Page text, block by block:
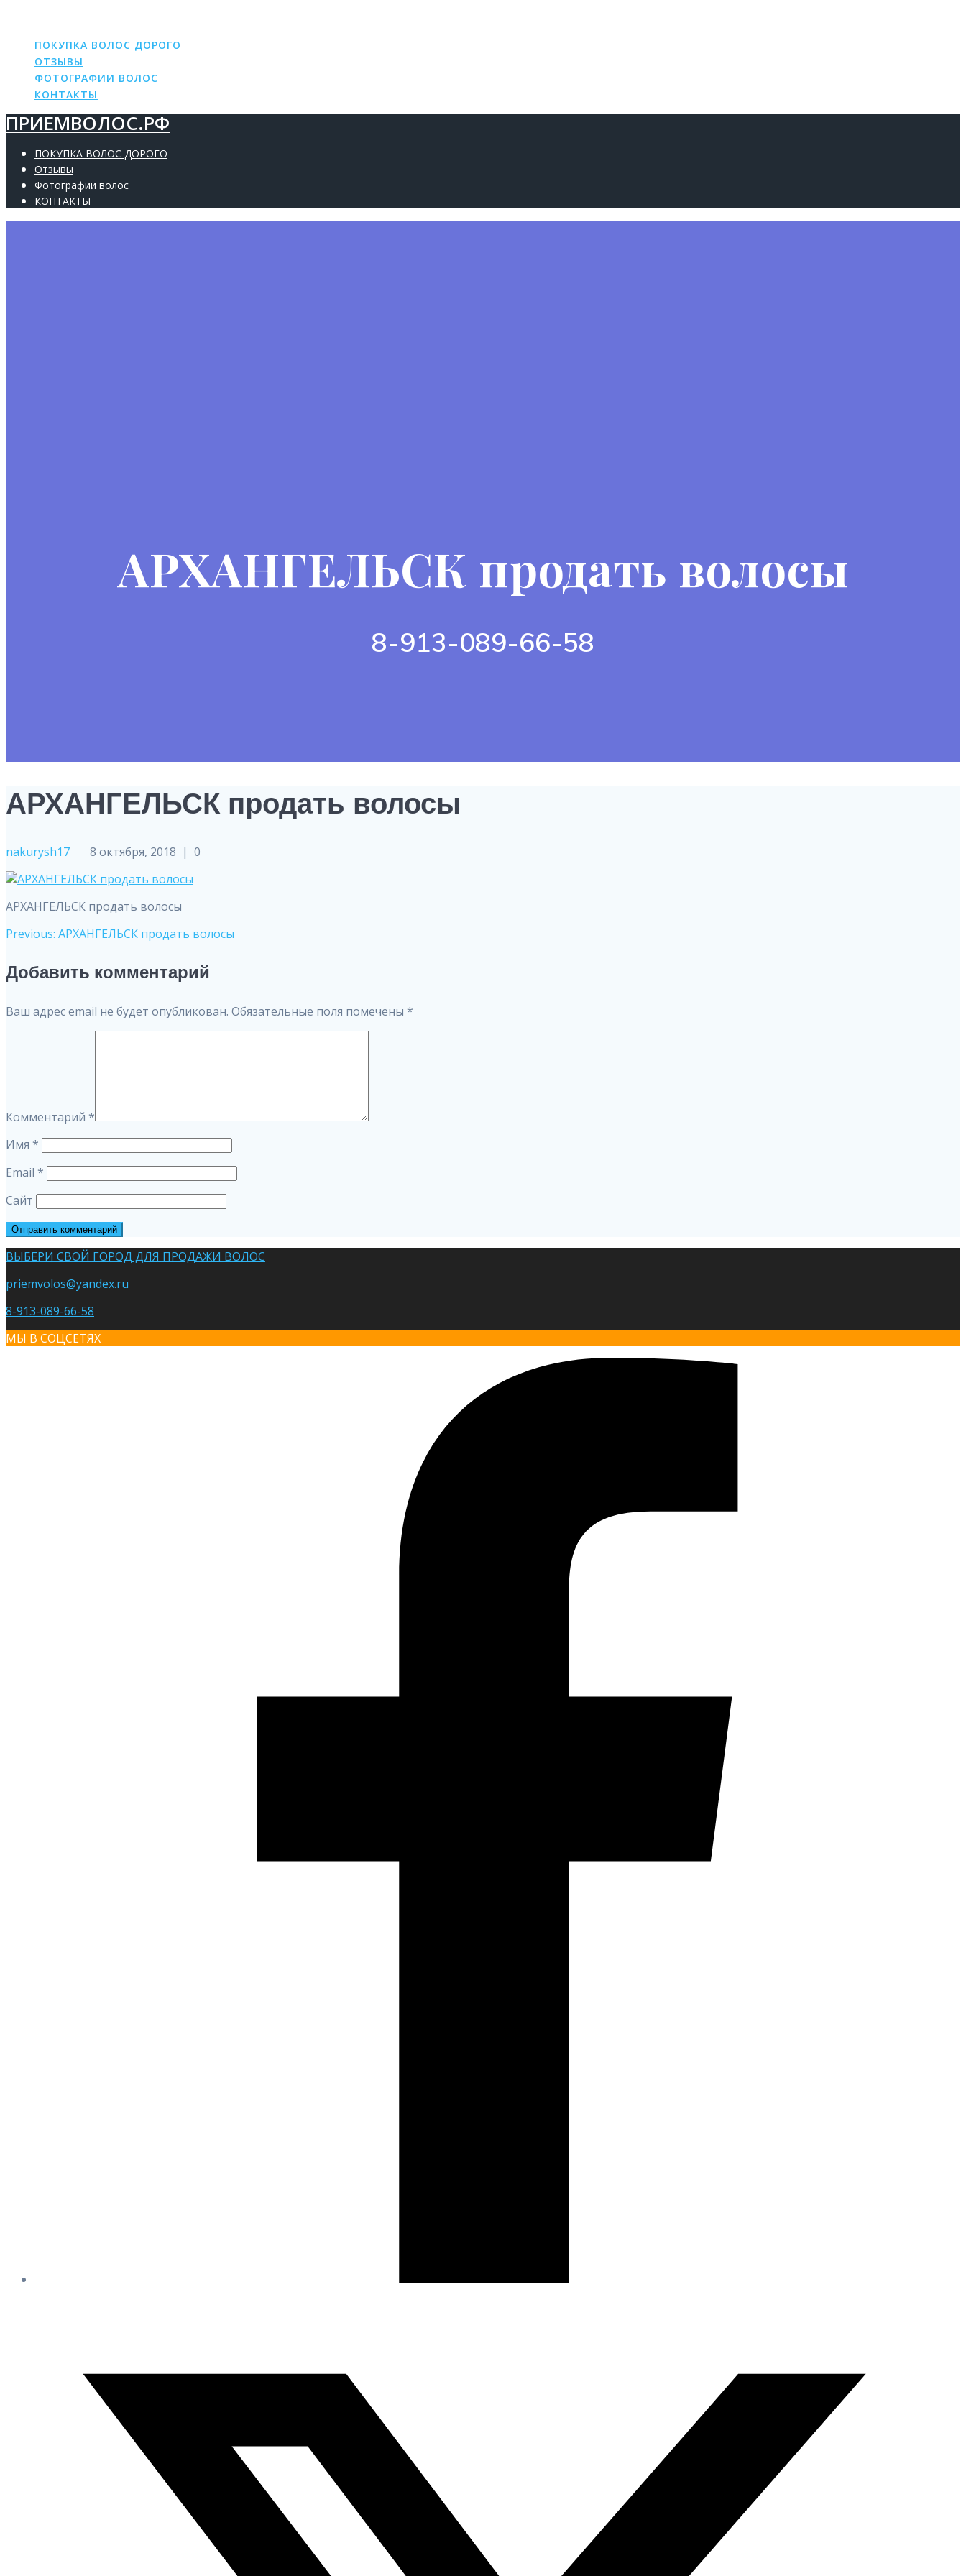
contentПОКУПКА ВОЛОС ДОРОГО
ОТЗЫВЫ
ФОТОГРАФИИ ВОЛОС
КОНТАКТЫ
ПРИЕМВОЛОС.РФ
ПОКУПКА ВОЛОС ДОРОГО
Отзывы
Фотографии волос
КОНТАКТЫ
АРХАНГЕЛЬСК продать волосы
8-913-089-66-58
АРХАНГЕЛЬСК продать волосы
nakurysh17 8 октября, 2018 | 0
АРХАНГЕЛЬСК продать волосы
Навигация
по
записям
Previous: Previous
АРХАНГЕЛЬСК продать волосы
Добавить комментарий
Ваш адрес email не будет опубликован. Обязательные поля помечены *
Комментарий *
Имя *
Email *
Сайт
ВЫБЕРИ СВОЙ ГОРОД ДЛЯ ПРОДАЖИ ВОЛОС
priemvolos@yandex.ru
8-913-089-66-58
МЫ В СОЦСЕТЯХ